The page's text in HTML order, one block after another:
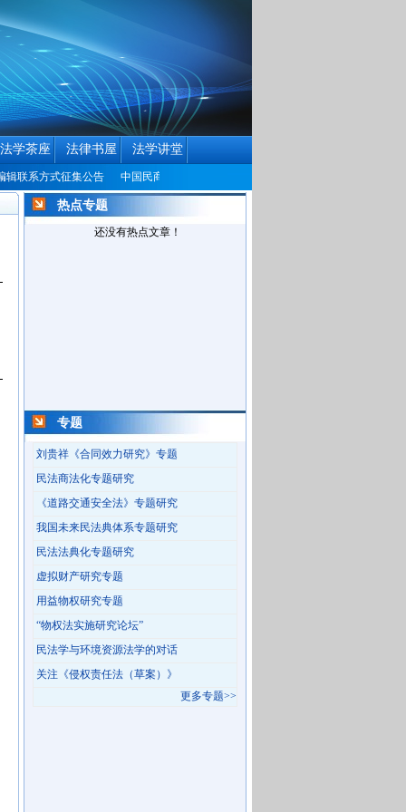
法学茶座 法律书屋 法学讲堂
方式征集公告 中国民商法律网改版公告
热点专题
还没有热点文章！
专题
刘贵祥《合同效力研究》专题
民法商法化专题研究
《道路交通安全法》专题研究
我国未来民法典体系专题研究
民法法典化专题研究
虚拟财产研究专题
用益物权研究专题
“物权法实施研究论坛”
民法学与环境资源法学的对话
关注《侵权责任法（草案）》
更多专题>>